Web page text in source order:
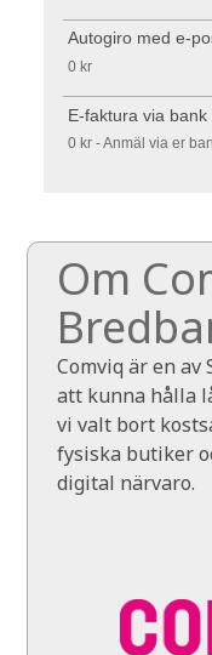
Autogiro med e-
0 kr
E-faktura via bank
0 kr - Anmäl via er
Om
Comviq är en av
att kunna hålla
vi valt bort
fysiska butiker
digital närvaro.